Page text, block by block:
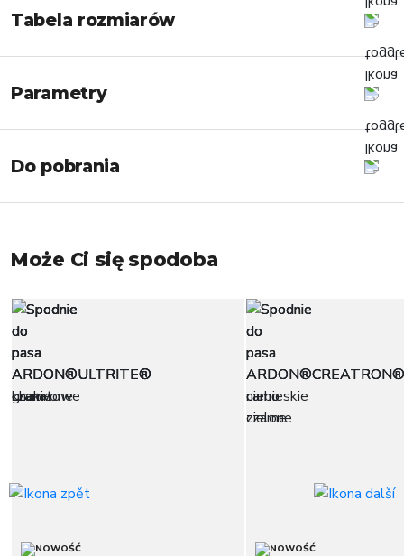
Tabela rozmiarów
Parametry
Do pobrania
Może Ci się spodoba